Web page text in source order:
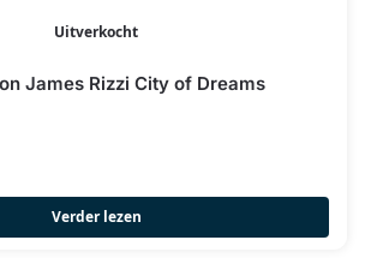
Uitverkocht
James Rizzi City of Dreams
Verder lezen